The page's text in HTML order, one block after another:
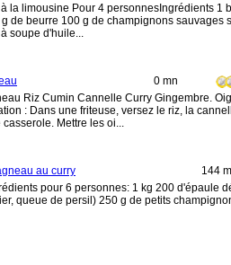
la limousine Pour 4 personnesIngrédients 1
de beurre 100 g de champignons sauvages
soupe d'huile...
0 mn
Riz Cumin Cannelle Curry Gingembre.
: Dans une friteuse, versez le riz, la
Mettre les oi...
au curry
144
pour 6 personnes: 1 kg 200 d'épaule
queue de persil) 250 g de petits